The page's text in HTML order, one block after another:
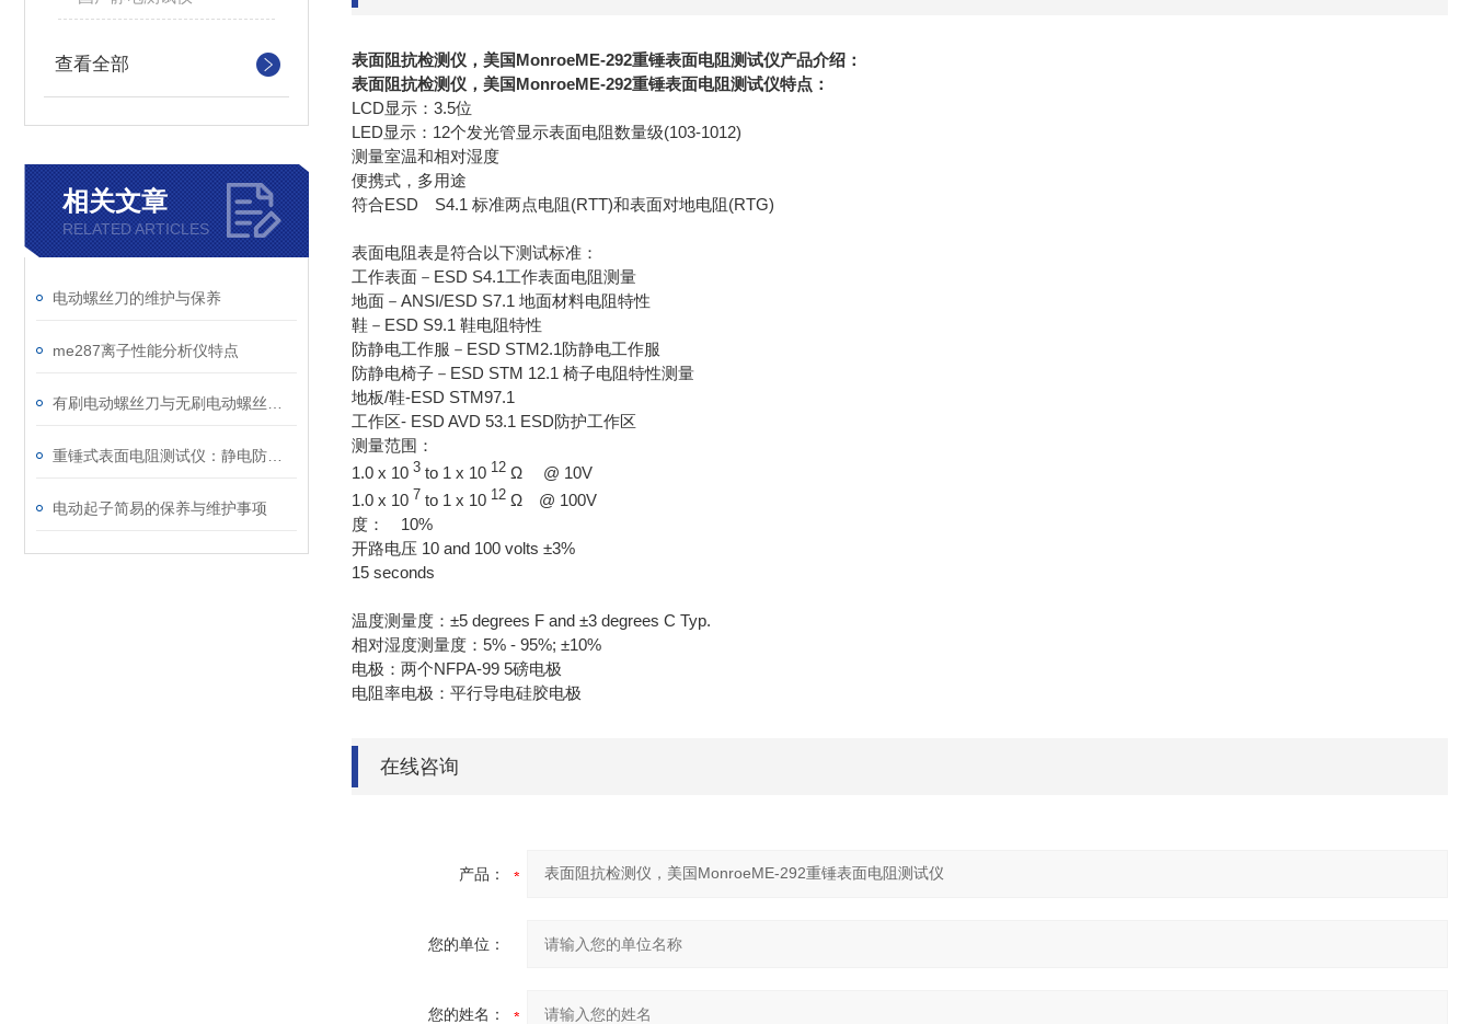
查看全部
相关文章
RELATED ARTICLES
电动螺丝刀的维护与保养
me287离子性能分析仪特点
电动起子简易的保养与维护事项
表面阻抗检测仪，美国MonroeME-292重锤表面电阻测试仪产品介绍：
表面阻抗检测仪，美国MonroeME-292重锤表面电阻测试仪特点：
LCD显示：3.5位
LED显示：12个发光管显示表面电阻数量级(103-1012)
测量室温和相对湿度
便携式，多用途
符合ESD S4.1 标准两点电阻(RTT)和表面对地电阻(RTG)
表面电阻表是符合以下测试标准：
工作表面－ESD S4.1工作表面电阻测量
地面－ANSI/ESD S7.1 地面材料电阻特性
鞋－ESD S9.1 鞋电阻特性
防静电工作服－ESD STM2.1防静电工作服
防静电椅子－ESD STM 12.1 椅子电阻特性测量
地板/鞋-ESD STM97.1
工作区- ESD AVD 53.1 ESD防护工作区
测量范围：
1.0 x 10 3 to 1 x 10 12 Ω @ 10V
1.0 x 10 7 to 1 x 10 12 Ω @ 100V
度： 10%
开路电压 10 and 100 volts ±3%
15 seconds
温度测量度：±5 degrees F and ±3 degrees C Typ.
相对湿度测量度：5% - 95%; ±10%
电极：两个NFPA-99 5磅电极
电阻率电极：平行导电硅胶电极
在线咨询
产品：
您的单位：
您的姓名：